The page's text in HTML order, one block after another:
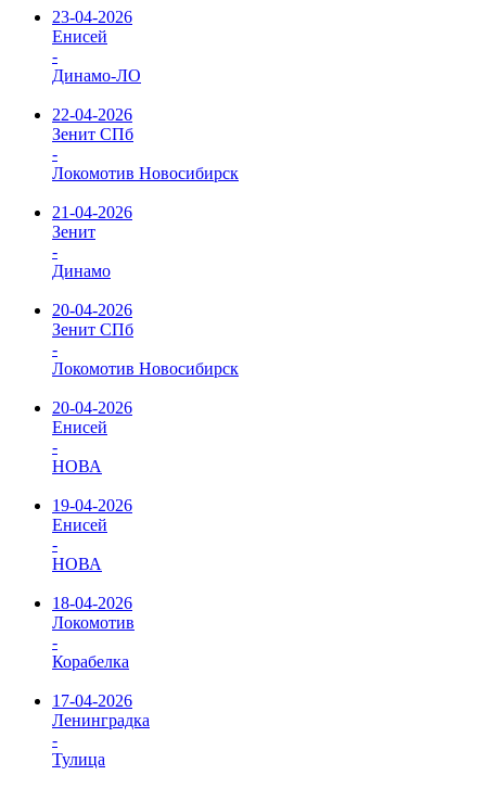
23-04-2026
Енисей
-
Динамо-ЛО
22-04-2026
Зенит СПб
-
Локомотив Новосибирск
21-04-2026
Зенит
-
Динамо
20-04-2026
Зенит СПб
-
Локомотив Новосибирск
20-04-2026
Енисей
-
НОВА
19-04-2026
Енисей
-
НОВА
18-04-2026
Локомотив
-
Корабелка
17-04-2026
Ленинградка
-
Тулица